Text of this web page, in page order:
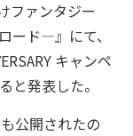
ファンタジー
ード―』にて、
キャンペ
と発表した。
公開されたの